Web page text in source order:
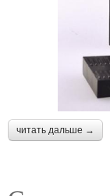
читать дальше →